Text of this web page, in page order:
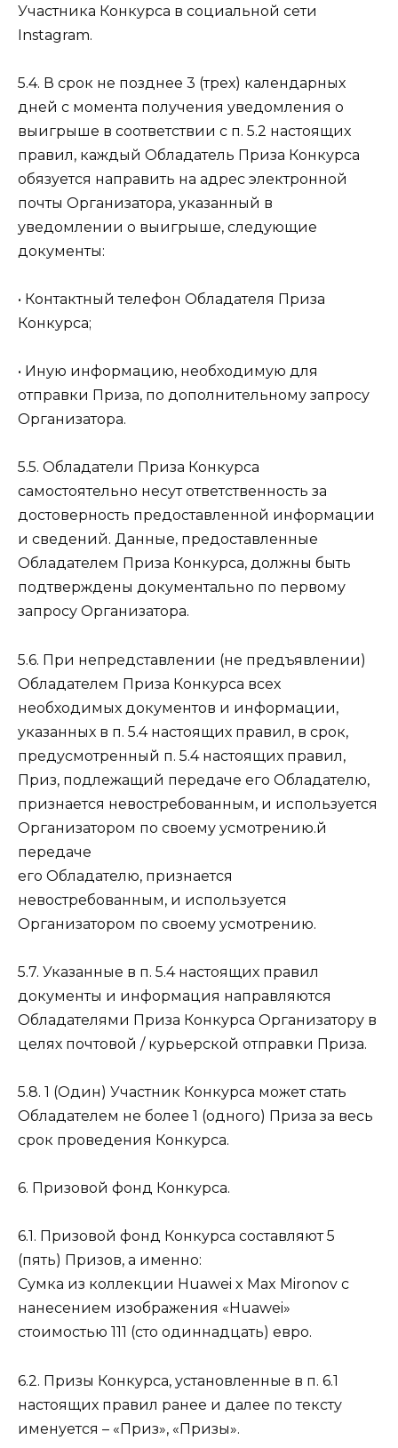
Участника Конкурса в социальной сети
Instagram.
5.4. В срок не позднее 3 (трех) календарных
дней с момента получения уведомления о
выигрыше в соответствии с п. 5.2 настоящих
правил, каждый Обладатель Приза Конкурса
обязуется направить на адрес электронной
почты Организатора, указанный в
уведомлении о выигрыше, следующие
документы:
• Контактный телефон Обладателя Приза
Конкурса;
• Иную информацию, необходимую для
отправки Приза, по дополнительному запросу
Организатора.
5.5. Обладатели Приза Конкурса
самостоятельно несут ответственность за
достоверность предоставленной информации
и сведений. Данные, предоставленные
Обладателем Приза Конкурса, должны быть
подтверждены документально по первому
запросу Организатора.
5.6. При непредставлении (не предъявлении)
Обладателем Приза Конкурса всех
необходимых документов и информации,
указанных в п. 5.4 настоящих правил, в срок,
предусмотренный п. 5.4 настоящих правил,
Приз, подлежащий передаче его Обладателю,
признается невостребованным, и используется
Организатором по своему усмотрению.й
передаче
его Обладателю, признается
невостребованным, и используется
Организатором по своему усмотрению.
5.7. Указанные в п. 5.4 настоящих правил
документы и информация направляются
Обладателями Приза Конкурса Организатору в
целях почтовой / курьерской отправки Приза.
5.8. 1 (Один) Участник Конкурса может стать
Обладателем не более 1 (одного) Приза за весь
срок проведения Конкурса.
6. Призовой фонд Конкурса.
6.1. Призовой фонд Конкурса составляют 5
(пять) Призов, а именно:
Сумка из коллекции Huawei x Max Mironov с
нанесением изображения «Huawei»
стоимостью 111 (сто одиннадцать) евро.
6.2. Призы Конкурса, установленные в п. 6.1
настоящих правил ранее и далее по тексту
именуется – «Приз», «Призы».